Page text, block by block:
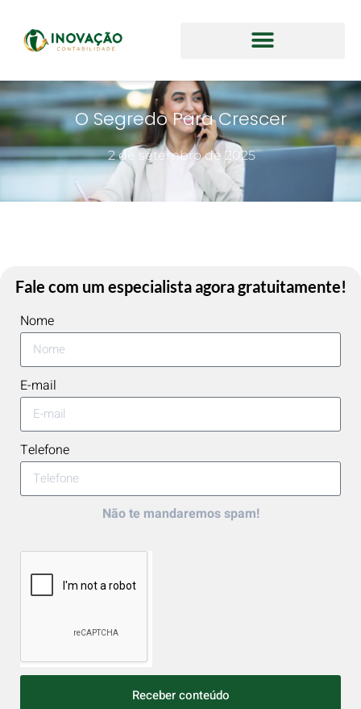
O Segredo Para Crescer
2 de setembro de 2025
Fale com um especialista agora gratuitamente!
Nome
E-mail
Telefone
Não te mandaremos spam!
Receber conteúdo